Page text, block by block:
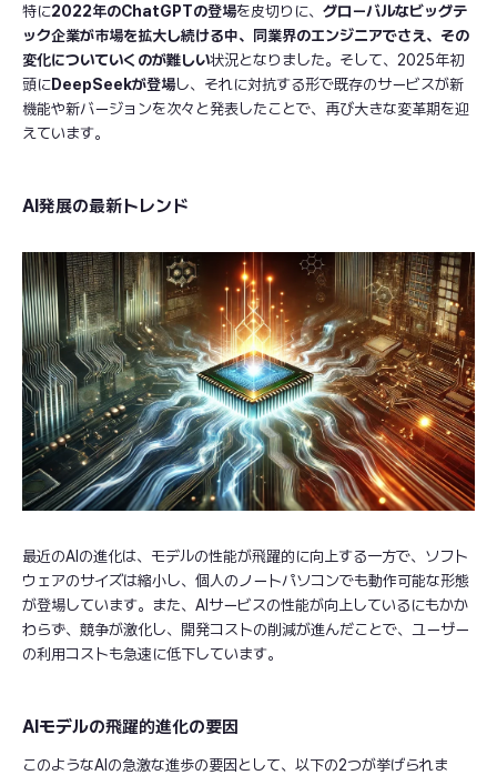
特に2022年のChatGPTの登場を皮切りに、 グローバルなビッグテ
ック企業が市場を拡大し続ける中、同業界のエンジニアでさえ、その
変化についていくのが難しい状況となりました。そして、2025年初
頭にDeepSeekが登場し、それに対抗する形で既存のサービスが新
機能や新バージョンを次々と発表したことで、再び大きな変革期を迎
えています。
AI発展の最新トレンド
最近のAIの進化は、モデルの性能が飛躍的に向上する一方で、ソフト
ウェアのサイズは縮小し、個人のノートパソコンでも動作可能な形態
が登場しています。また、AIサービスの性能が向上しているにもかか
わらず、競争が激化し、開発コストの削減が進んだことで、ユーザー
の利用コストも急速に低下しています。
AIモデルの飛躍的進化の要因
このようなAIの急激な進歩の要因として、以下の2つが挙げられま